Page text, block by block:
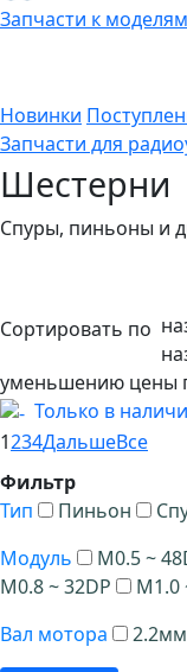
Запчасти к моделям
Новинки
Запчасти для
Шестерни
Спуры, пиньоны и
Сортировать по
уменьшению цены
Только в
1234ДальшеВсе
Фильтр
Тип
Пиньон
Модуль
M0.5 ~
M0.8 ~ 32DP
M1.0
Вал мотора
2.2мм